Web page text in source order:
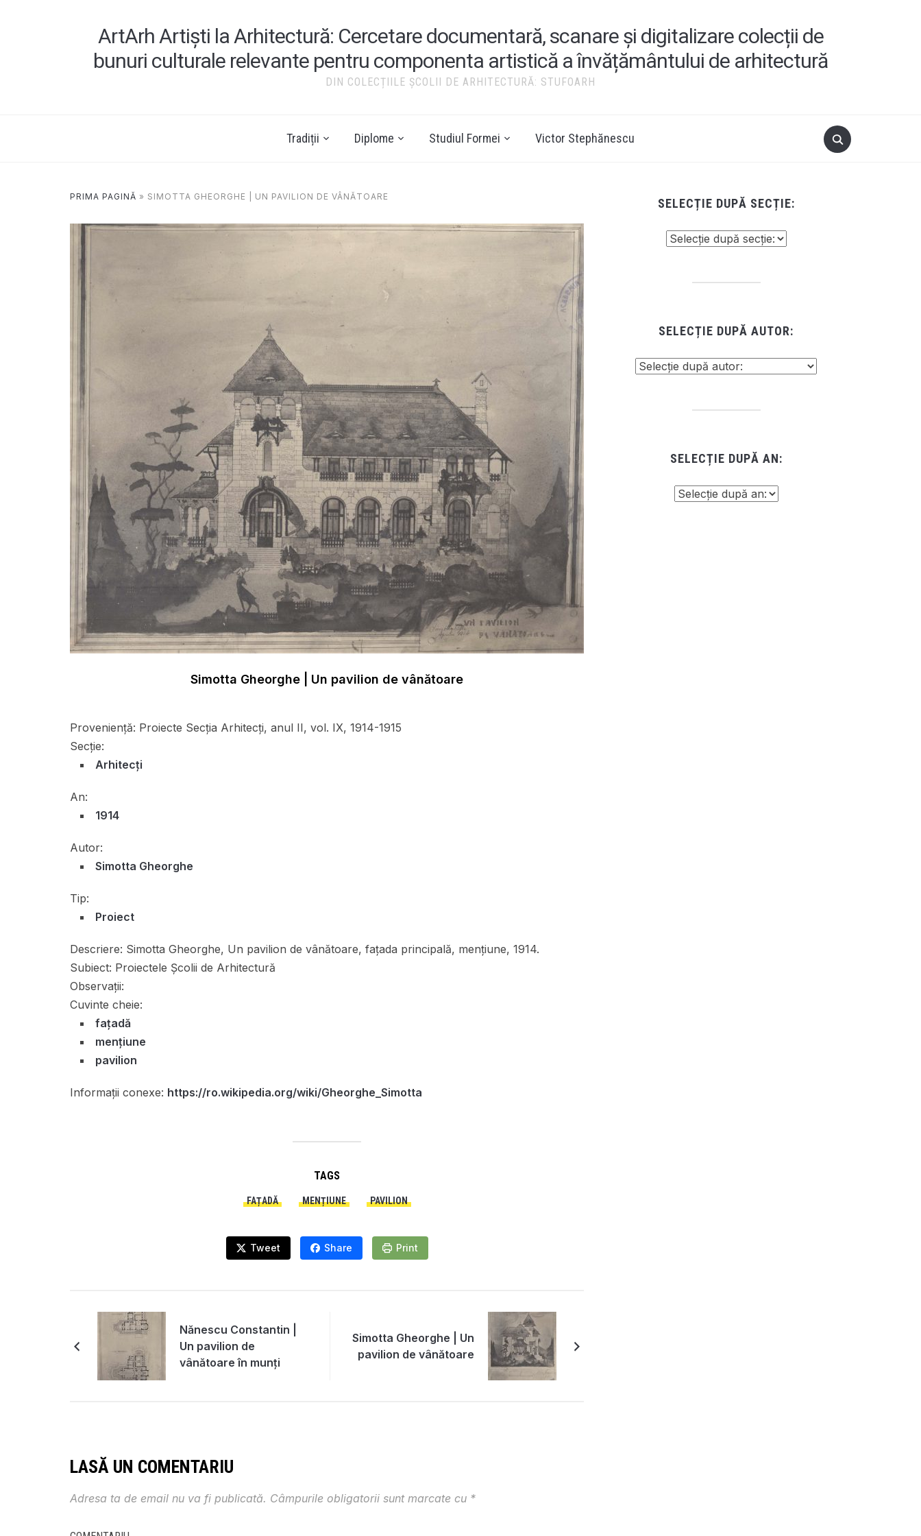
ArtArh Artiști la Arhitectură: Cercetare documentară, scanare și digitalizare colecții de
bunuri culturale relevante pentru componenta artistică a învățământului de arhitectură
DIN COLECȚIILE ȘCOLII DE ARHITECTURĂ: STUFOARH
Tradiții Diplome Studiul Formei Victor Stephănescu
PRIMA PAGINĂ » SIMOTTA GHEORGHE | UN PAVILION DE VÂNĂTOARE
Simotta Gheorghe | Un pavilion de vânătoare
Proveniență: Proiecte Secția Arhitecți, anul II, vol. IX, 1914-1915
Secție:
Arhitecți
An:
1914
Autor:
Simotta Gheorghe
Tip:
Proiect
Descriere: Simotta Gheorghe, Un pavilion de vânătoare, fațada principală, mențiune, 1914.
Subiect: Proiectele Școlii de Arhitectură
Observații:
Cuvinte cheie:
fațadă
mențiune
pavilion
Informații conexe: https://ro.wikipedia.org/wiki/Gheorghe_Simotta
TAGS
FAȚADĂ MENȚIUNE PAVILION
Tweet Share Print
Nănescu Constantin |
Un pavilion de
vânătoare în munți
Simotta Gheorghe | Un
pavilion de vânătoare
LASĂ UN COMENTARIU
Adresa ta de email nu va fi publicată. Câmpurile obligatorii sunt marcate cu *
SELECȚIE DUPĂ SECȚIE:
SELECȚIE DUPĂ AUTOR:
SELECȚIE DUPĂ AN: